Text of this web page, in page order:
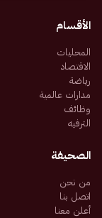
الأقسام
المحليات
الاقتصاد
رياضة
مدارات عالمية
وظائف
الترفيه
الصحيفة
من نحن
اتصل بنا
أعلن معنا